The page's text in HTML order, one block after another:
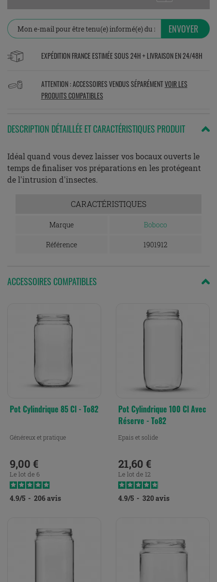
ENVOYER
EXPÉDITION FRANCE ESTIMÉE SOUS 24H + LIVRAISON EN 24/48H
ATTENTION : ACCESSOIRES VENDUS SÉPARÉMENTVOIR LES
PRODUITS COMPATIBLES
DESCRIPTION DÉTAILLÉE ET CARACTÉRISTIQUES PRODUIT
Idéal quand vous devez laisser vos bocaux ouverts le
temps de finaliser vos préparations en les protégeant
de l'intrusion d'insectes.
CARACTÉRISTIQUES
Marque Boboco
Référence 1901912
ACCESSOIRES COMPATIBLES
Pot Cylindrique 85 Cl - To82
Généreux et pratique
Prix
9,00 €
Le lot de 6
4.9/5 - 206avis
Pot Cylindrique 100 Cl Avec
Réserve - To82
Epais et solide
Prix
21,60 €
Le lot de 12
4.9/5 - 320avis